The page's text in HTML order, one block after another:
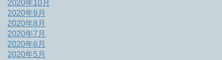
2020年10月
2020年9月
2020年8月
2020年7月
2020年6月
2020年5月